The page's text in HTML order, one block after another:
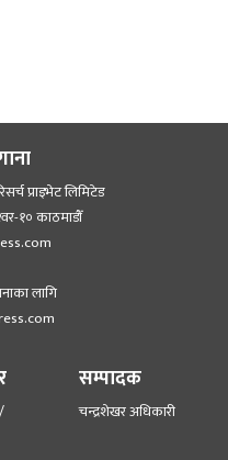
प्राइभेट लिमिटेड
१० काठमाडौँ
लागि
सम्पादक
चन्द्रशेखर अधिकारी